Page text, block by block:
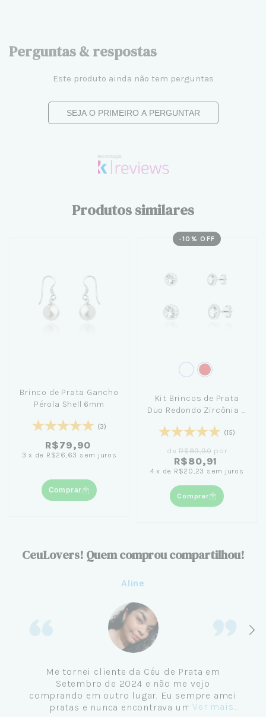
Perguntas & respostas
Este produto ainda não tem perguntas
SEJA O PRIMEIRO A PERGUNTAR
Produtos similares
Brinco de Prata Gancho
Pérola Shell 6mm
(3)
R$79,90
3 x de R$26,63 sem juros
Comprar
-10 % OFF
Kit Brincos de Prata
Duo Redondo Zircônia 4
(15)
de R$89,90 por
R$80,91
4 x de R$20,23 sem juros
Comprar
CeuLovers! Quem comprou compartilhou!
Aline
Me tornei cliente da Céu de Prata em
Setembro de 2024 e não me vejo
comprando em outro lugar. Eu sempre amei
pratas e nunca encontrava uma loja
Ver mais...